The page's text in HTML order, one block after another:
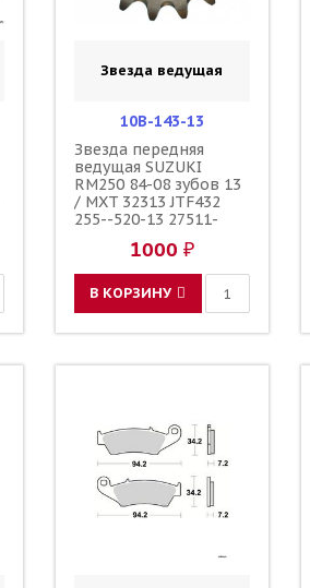
Звезда ведущая
10B-143-13
Звезда передняя
ведущая SUZUKI
RM250 84-08 зубов 13
/ MXT 32313 JTF432
255--520-13 27511-
1000 ₽
В КОРЗИНУ